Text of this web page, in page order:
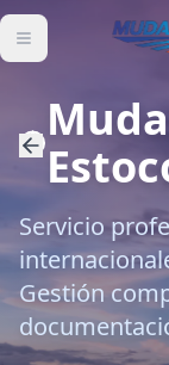
Servicio
Gestión